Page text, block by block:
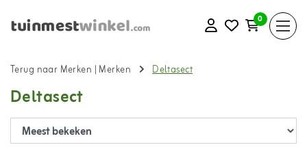
0
Terug naar Merken | Merken Deltasect
Deltasect